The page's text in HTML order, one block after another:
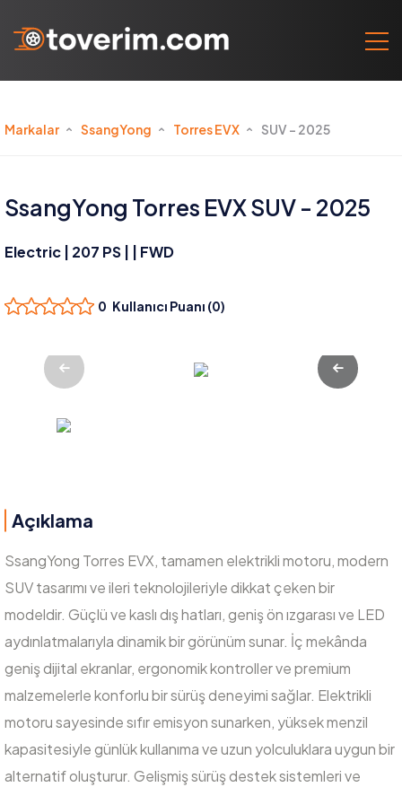
Markalar SsangYong Torres EVX SUV - 2025
SsangYong Torres EVX SUV - 2025
Electric | 207 PS | | FWD
0 Kullanıcı Puanı (0)
Açıklama
SsangYong Torres EVX, tamamen elektrikli motoru, modern
SUV tasarımı ve ileri teknolojileriyle dikkat çeken bir
modeldir. Güçlü ve kaslı dış hatları, geniş ön ızgarası ve LED
aydınlatmalarıyla dinamik bir görünüm sunar. İç mekânda
geniş dijital ekranlar, ergonomik kontroller ve premium
malzemelerle konforlu bir sürüş deneyimi sağlar. Elektrikli
motoru sayesinde sıfır emisyon sunarken, yüksek menzil
kapasitesiyle günlük kullanıma ve uzun yolculuklara uygun bir
alternatif oluşturur. Gelişmiş sürüş destek sistemleri ve